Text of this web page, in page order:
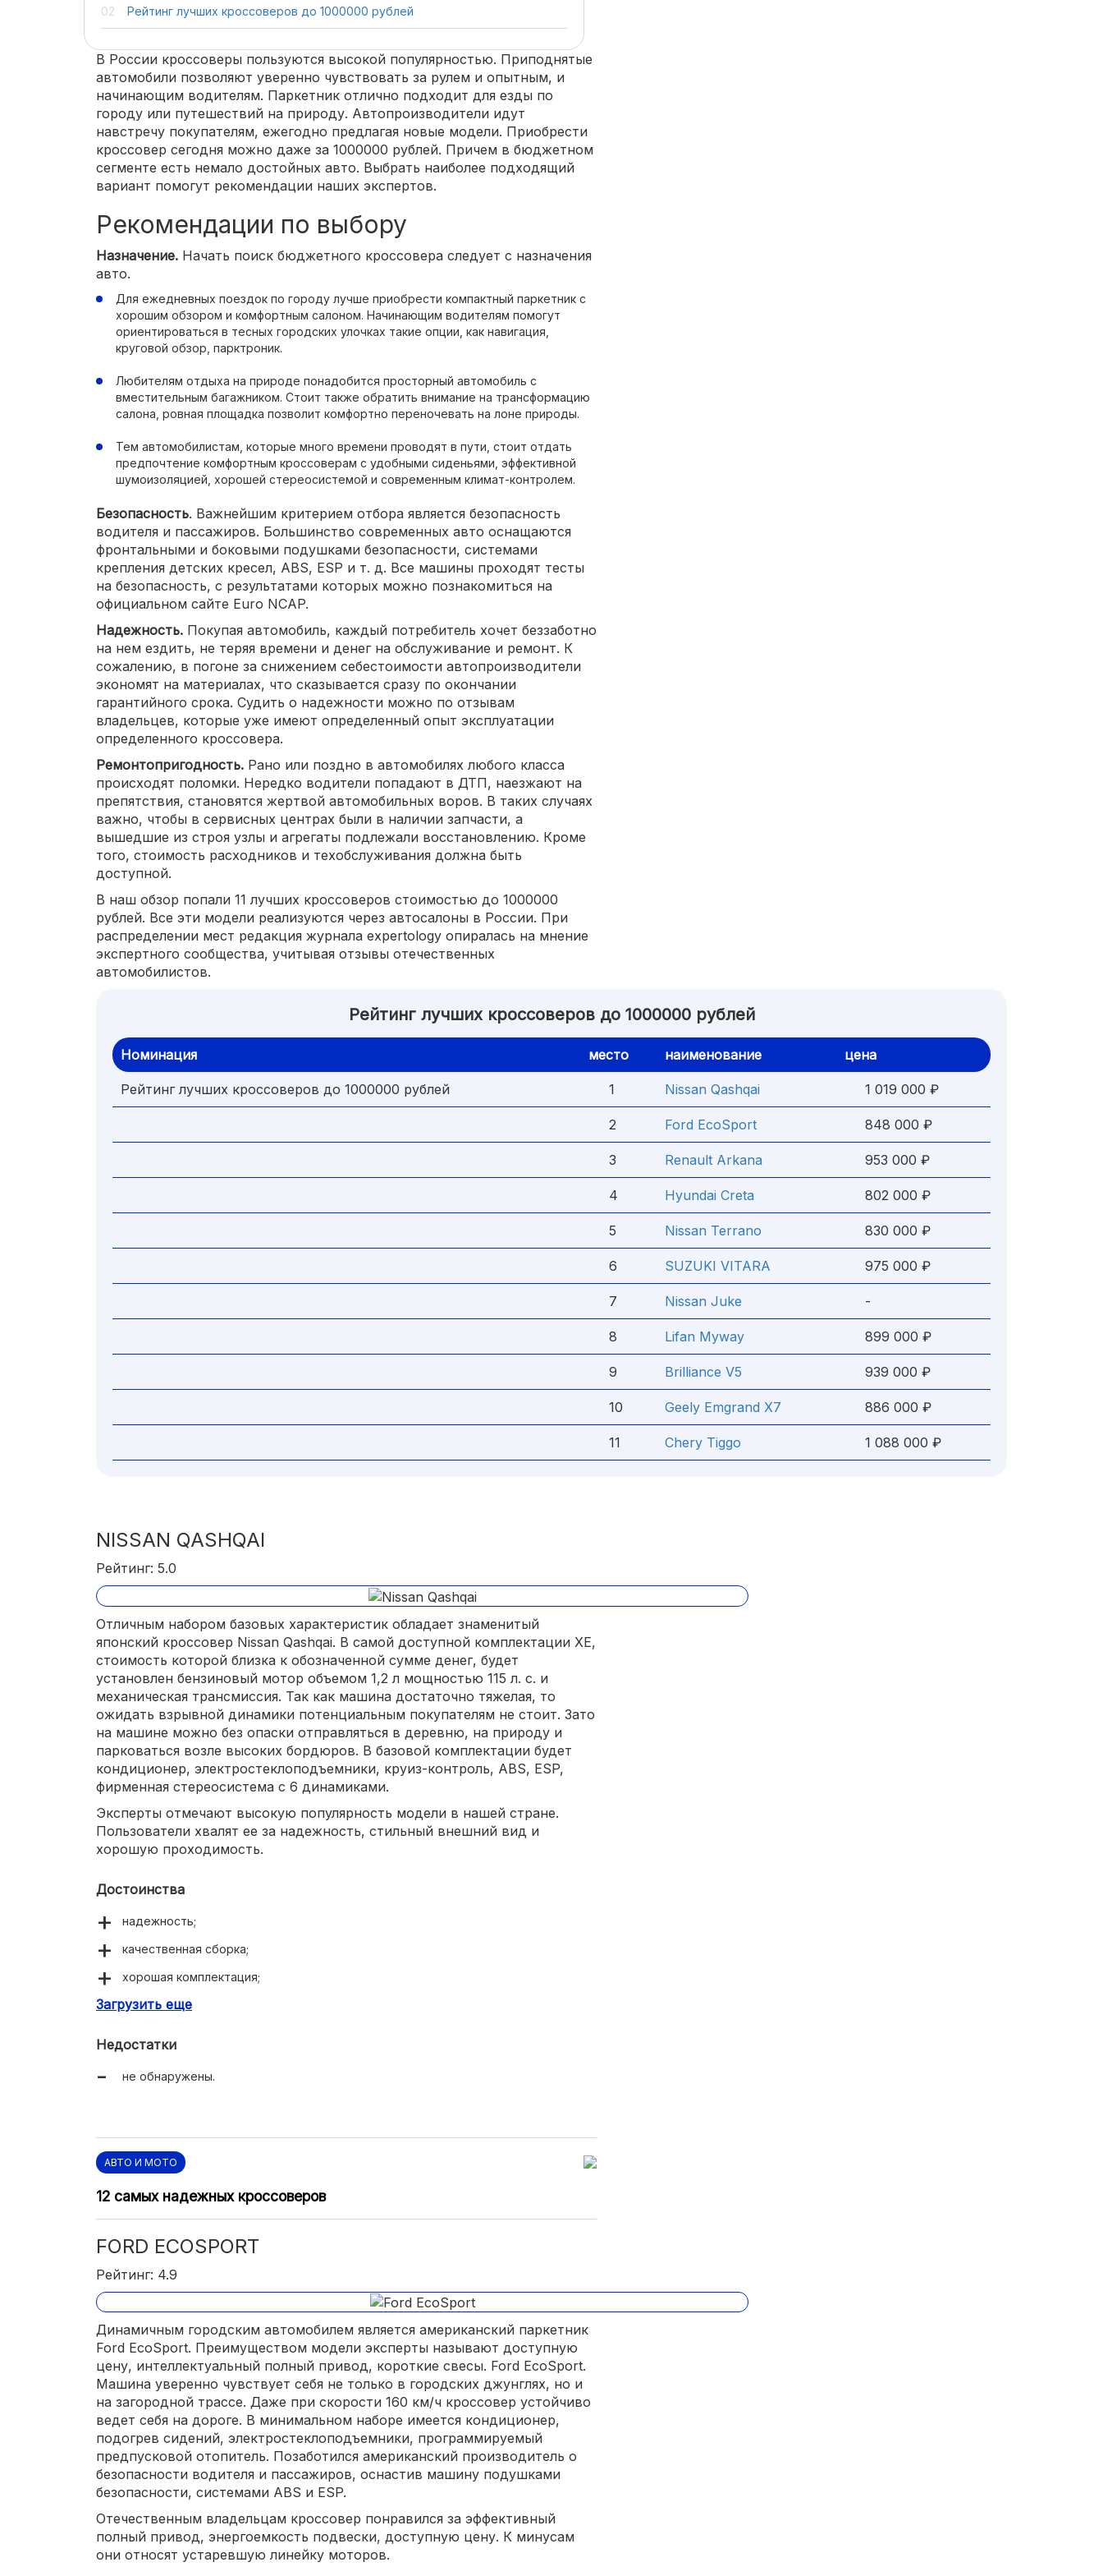
Рейтинг лучших кроссоверов до 1000000 рублей
В России кроссоверы пользуются высокой популярностью. Приподнятые
автомобили позволяют уверенно чувствовать за рулем и опытным, и
начинающим водителям. Паркетник отлично подходит для езды по
городу или путешествий на природу. Автопроизводители идут
навстречу покупателям, ежегодно предлагая новые модели. Приобрести
кроссовер сегодня можно даже за 1000000 рублей. Причем в бюджетном
сегменте есть немало достойных авто. Выбрать наиболее подходящий
вариант помогут рекомендации наших экспертов.
Рекомендации по выбору
Назначение. Начать поиск бюджетного кроссовера следует с назначения
авто.
Для ежедневных поездок по городу лучше приобрести компактный паркетник с
хорошим обзором и комфортным салоном. Начинающим водителям помогут
ориентироваться в тесных городских улочках такие опции, как навигация,
круговой обзор, парктроник.
Любителям отдыха на природе понадобится просторный автомобиль с
вместительным багажником. Стоит также обратить внимание на трансформацию
салона, ровная площадка позволит комфортно переночевать на лоне природы.
Тем автомобилистам, которые много времени проводят в пути, стоит отдать
предпочтение комфортным кроссоверам с удобными сиденьями, эффективной
шумоизоляцией, хорошей стереосистемой и современным климат-контролем.
Безопасность. Важнейшим критерием отбора является безопасность
водителя и пассажиров. Большинство современных авто оснащаются
фронтальными и боковыми подушками безопасности, системами
крепления детских кресел, ABS, ESP и т. д. Все машины проходят тесты
на безопасность, с результатами которых можно познакомиться на
официальном сайте Euro NCAP.
Надежность. Покупая автомобиль, каждый потребитель хочет беззаботно
на нем ездить, не теряя времени и денег на обслуживание и ремонт. К
сожалению, в погоне за снижением себестоимости автопроизводители
экономят на материалах, что сказывается сразу по окончании
гарантийного срока. Судить о надежности можно по отзывам
владельцев, которые уже имеют определенный опыт эксплуатации
определенного кроссовера.
Ремонтопригодность. Рано или поздно в автомобилях любого класса
происходят поломки. Нередко водители попадают в ДТП, наезжают на
препятствия, становятся жертвой автомобильных воров. В таких случаях
важно, чтобы в сервисных центрах были в наличии запчасти, а
вышедшие из строя узлы и агрегаты подлежали восстановлению. Кроме
того, стоимость расходников и техобслуживания должна быть
доступной.
В наш обзор попали 11 лучших кроссоверов стоимостью до 1000000
рублей. Все эти модели реализуются через автосалоны в России. При
распределении мест редакция журнала expertology опиралась на мнение
экспертного сообщества, учитывая отзывы отечественных
автомобилистов.
Рейтинг лучших кроссоверов до 1000000 рублей
Номинация место наименование цена
Рейтинг лучших кроссоверов до 1000000 рублей 1 Nissan Qashqai 1 019 000 ₽
2 Ford EcoSport 848 000 ₽
3 Renault Arkana 953 000 ₽
4 Hyundai Creta 802 000 ₽
5 Nissan Terrano 830 000 ₽
6 SUZUKI VITARA 975 000 ₽
7 Nissan Juke -
8 Lifan Myway 899 000 ₽
9 Brilliance V5 939 000 ₽
10 Geely Emgrand X7 886 000 ₽
11 Chery Tiggo 1 088 000 ₽
NISSAN QASHQAI
Рейтинг: 5.0
Отличным набором базовых характеристик обладает знаменитый
японский кроссовер Nissan Qashqai. В самой доступной комплектации XE,
стоимость которой близка к обозначенной сумме денег, будет
установлен бензиновый мотор объемом 1,2 л мощностью 115 л. с. и
механическая трансмиссия. Так как машина достаточно тяжелая, то
ожидать взрывной динамики потенциальным покупателям не стоит. Зато
на машине можно без опаски отправляться в деревню, на природу и
парковаться возле высоких бордюров. В базовой комплектации будет
кондиционер, электростеклоподъемники, круиз-контроль, ABS, ESP,
фирменная стереосистема с 6 динамиками.
Эксперты отмечают высокую популярность модели в нашей стране.
Пользователи хвалят ее за надежность, стильный внешний вид и
хорошую проходимость.
Достоинства
надежность;
качественная сборка;
хорошая комплектация;
стильный внешний вид.
Загрузить еще
Недостатки
не обнаружены.
АВТО И МОТО
12 самых надежных кроссоверов
FORD ECOSPORT
Рейтинг: 4.9
Динамичным городским автомобилем является американский паркетник
Ford EcoSport. Преимуществом модели эксперты называют доступную
цену, интеллектуальный полный привод, короткие свесы. Ford EcoSport.
Машина уверенно чувствует себя не только в городских джунглях, но и
на загородной трассе. Даже при скорости 160 км/ч кроссовер устойчиво
ведет себя на дороге. В минимальном наборе имеется кондиционер,
подогрев сидений, электростеклоподъемники, программируемый
предпусковой отопитель. Позаботился американский производитель о
безопасности водителя и пассажиров, оснастив машину подушками
безопасности, системами ABS и ESP.
Отечественным владельцам кроссовер понравился за эффективный
полный привод, энергоемкость подвески, доступную цену. К минусам
они относят устаревшую линейку моторов.